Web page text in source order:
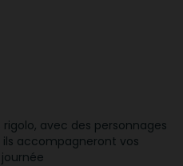
avec des personnages
accompagneront vos